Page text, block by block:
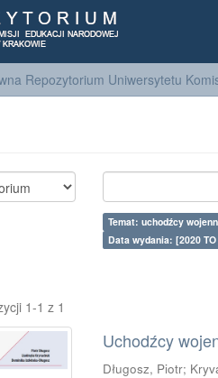
Repozytorium Uniwersytetu
Temat: uchodźcy
Data wydania: [2020
1-1 z 1
Uchodźcy
Długosz, Piotr;